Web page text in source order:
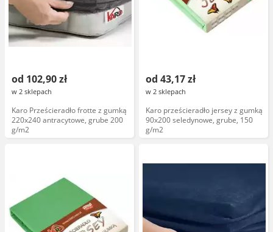
od 102,90 zł
w 2 sklepach
Karo Prześcieradło frotte z gumką
220x240 antracytowe, grube 200
g/m2
od 43,17 zł
w 2 sklepach
Karo prześcieradło jersey z gumką
90x200 seledynowe, grube, 150
g/m2